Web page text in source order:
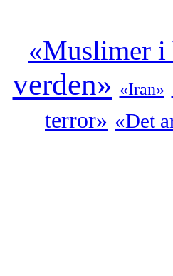
«Muslimer i
verden» «Iran»
terror» «Det